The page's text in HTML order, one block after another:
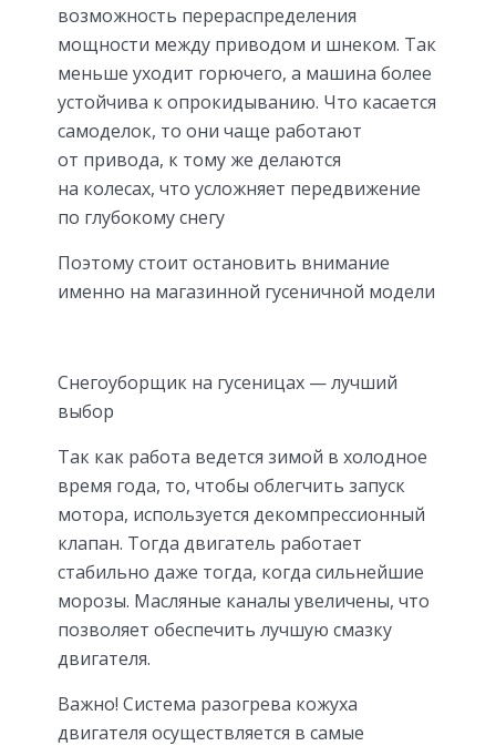
возможность перераспределения
мощности между приводом и шнеком. Так
меньше уходит горючего, а машина более
устойчива к опрокидыванию. Что касается
самоделок, то они чаще работают
от привода, к тому же делаются
на колесах, что усложняет передвижение
по глубокому снегу
Поэтому стоит остановить внимание
именно на магазинной гусеничной модели
Снегоуборщик на гусеницах — лучший
выбор
Так как работа ведется зимой в холодное
время года, то, чтобы облегчить запуск
мотора, используется декомпрессионный
клапан. Тогда двигатель работает
стабильно даже тогда, когда сильнейшие
морозы. Масляные каналы увеличены, что
позволяет обеспечить лучшую смазку
двигателя.
Важно! Система разогрева кожуха
двигателя осуществляется в самые